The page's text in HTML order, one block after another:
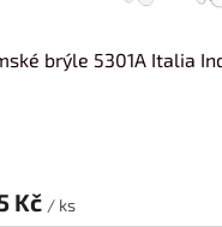
brýle 5301A Italia
Kč / ks